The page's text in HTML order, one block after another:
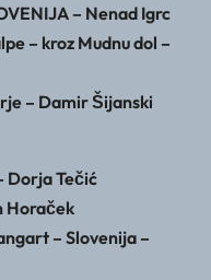
– Nenad Igrc
– kroz Mudnu dol –
– Damir Šijanski
Dorja Tečić
Horaček
– Slovenija –